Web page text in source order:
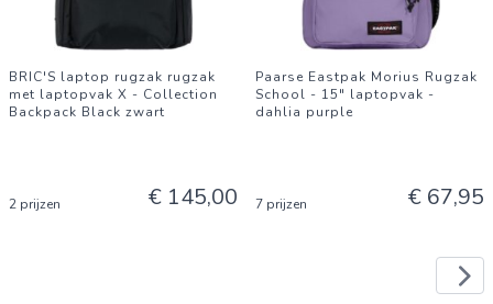
BRIC'S laptop rugzak rugzak
met laptopvak X - Collection
Backpack Black zwart
2 prijzen € 145,00
Paarse Eastpak Morius Rugzak
School - 15" laptopvak -
dahlia purple
7 prijzen € 67,95